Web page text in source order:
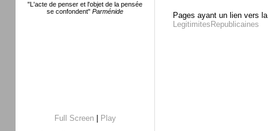
"L'acte de penser et l'objet de la pensée
se confondent" Parménide
Full Screen|
Play
Pages ayant un lien vers
LegitimitesRepublicaines